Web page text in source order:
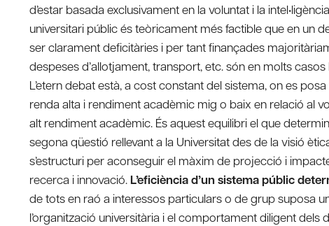
d’estar basada exclusivament en la voluntat i la
universitari públic és teòricament més factible que en un
ser clarament deficitàries i per tant finançades
despeses d’allotjament, transport, etc. són en molts
L’etern debat està, a cost constant del sistema, on es
renda alta i rendiment acadèmic mig o baix en relació al
alt rendiment acadèmic. És aquest equilibri el que
segona qüestió rellevant a la Universitat des de la visió
s’estructuri per aconseguir el màxim de projecció i
recerca i innovació. L’eficiència d’un sistema públic
de tots en raó a interessos particulars o de grup suposa
l’organització universitària i el comportament diligent